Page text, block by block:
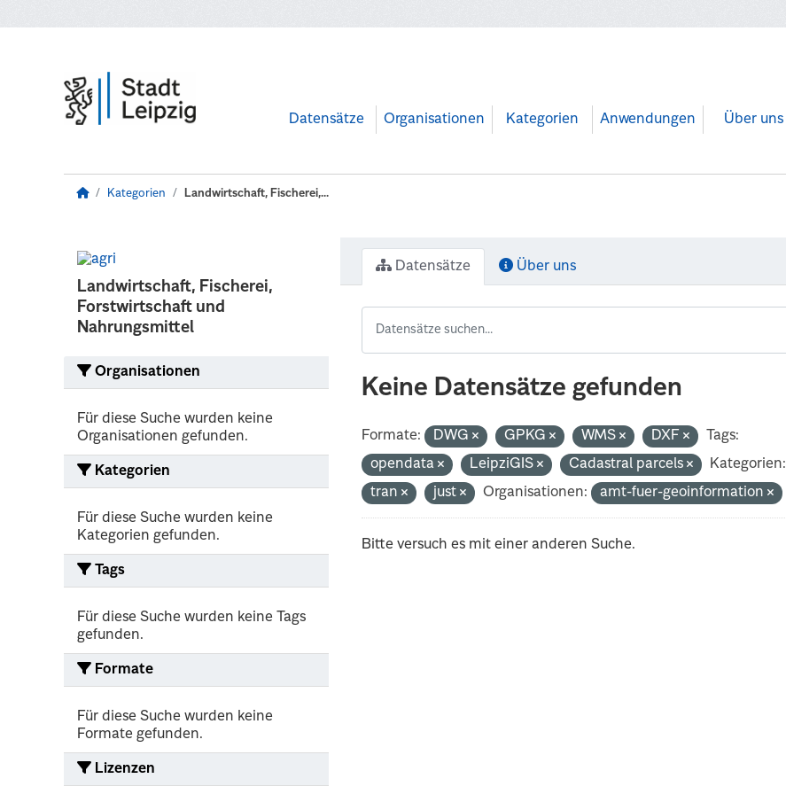
Datensätze Organisationen Kategorien Anwendungen Über uns
Kategorien Landwirtschaft, Fischerei,...
Landwirtschaft, Fischerei,
Forstwirtschaft und
Nahrungsmittel
Organisationen
Für diese Suche wurden keine
Organisationen gefunden.
Kategorien
Für diese Suche wurden keine
Kategorien gefunden.
Tags
Für diese Suche wurden keine Tags
gefunden.
Formate
Für diese Suche wurden keine
Formate gefunden.
Lizenzen
Datensätze Über uns
Keine Datensätze gefunden
Formate: DWG GPKG WMS DXF
Tags:
opendata
LeipziGIS Cadastral parcels
Kategorien:
tran
just Organisationen: amt-fuer-geoinformation
Bitte versuch es mit einer anderen Suche.